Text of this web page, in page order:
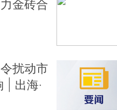
金砖合
扰动市
| 出海·